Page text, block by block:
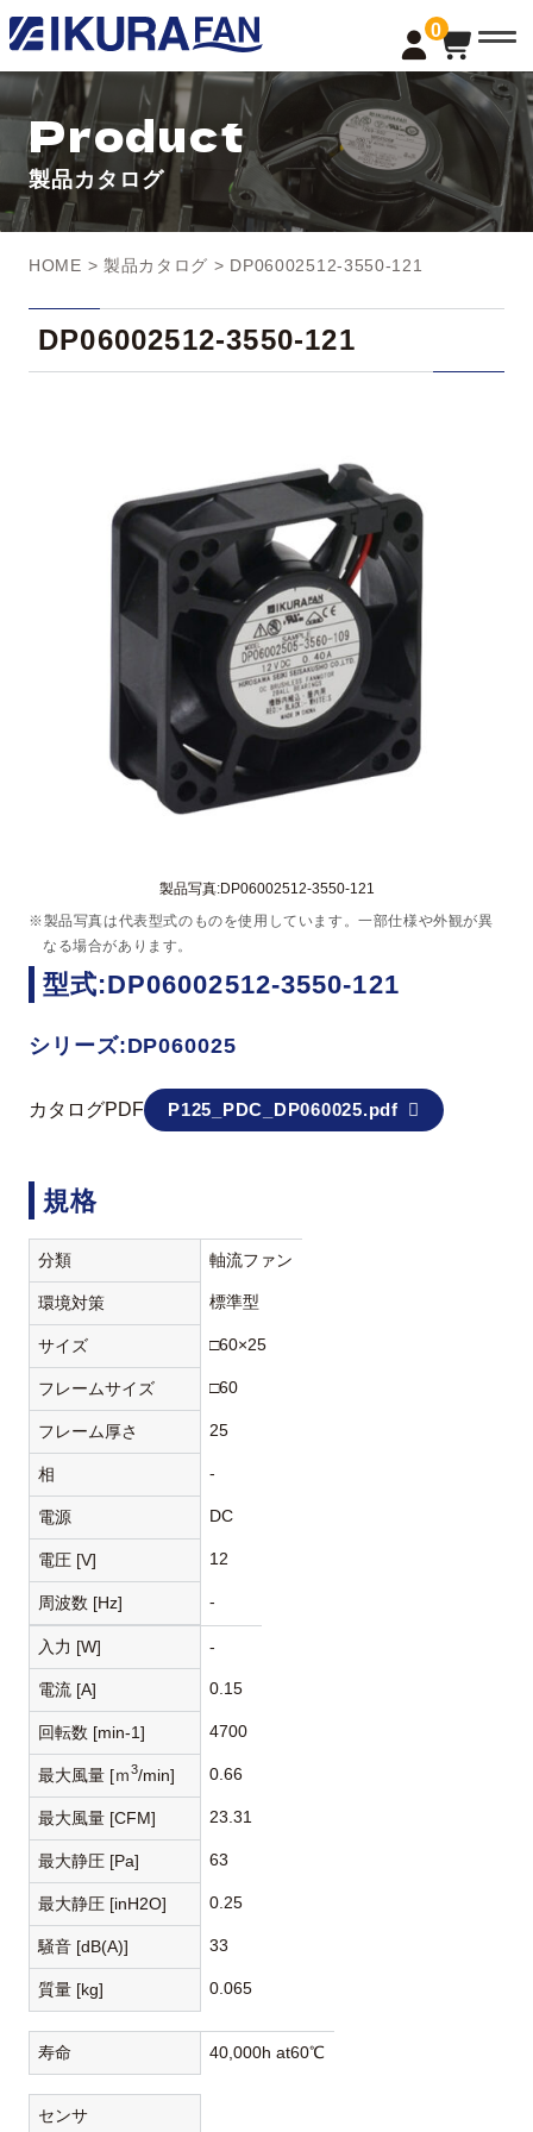
0
t
o
g
l
e
a
v
i
g
a
n
Product
製品カタログ
HOME > 製品カタログ > DP06002512-3550-121
DP06002512-3550-121
製品写真:DP06002512-3550-121
※製品写真は代表型式のものを使用しています。一部仕様や外観が異
なる場合があります。
型式:DP06002512-3550-121
シリーズ:DP060025
カタログPDF P125_PDC_DP060025.pdf
規格
分類 軸流ファン
環境対策 標準型
サイズ □60×25
フレームサイズ □60
フレーム厚さ 25
相 -
電源 DC
電圧 [V] 12
周波数 [Hz] -
入力 [W] -
電流 [A] 0.15
回転数 [min-1] 4700
最大風量 [ｍ3/min] 0.66
最大風量 [CFM] 23.31
最大静圧 [Pa] 63
最大静圧 [inH2O] 0.25
騒音 [dB(A)] 33
質量 [kg] 0.065
寿命 40,000h at60℃
センサ